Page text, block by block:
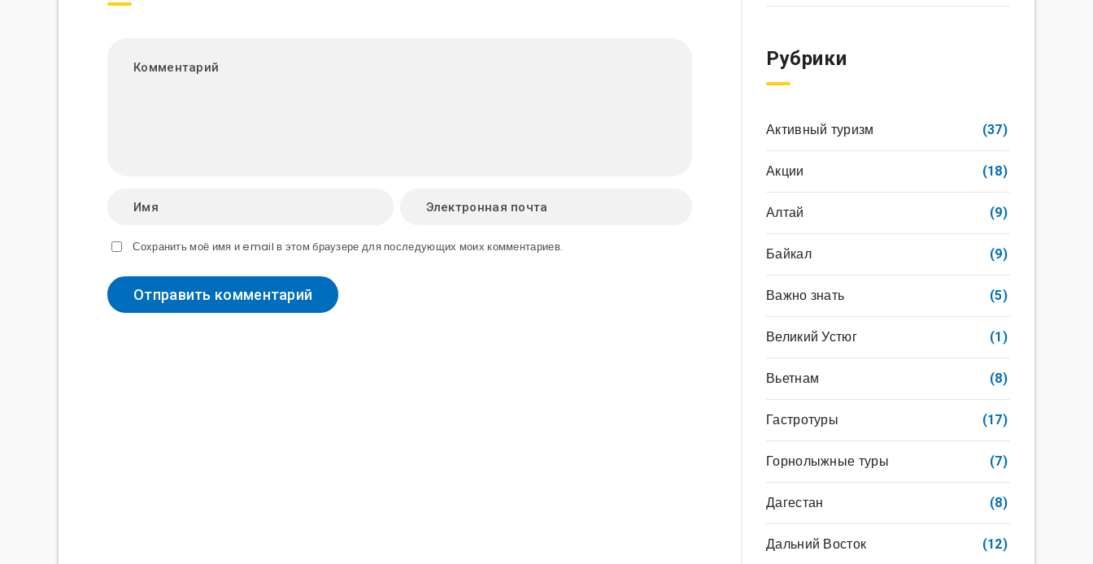
Сохранить моё имя и email в этом браузере для последующих моих комментариев.
Рубрики
Активный туризм (37)
Акции (18)
Алтай (9)
Байкал (9)
Важно знать (5)
Великий Устюг (1)
Вьетнам (8)
Гастротуры (17)
Горнолыжные туры (7)
Дагестан (8)
Дальний Восток (12)